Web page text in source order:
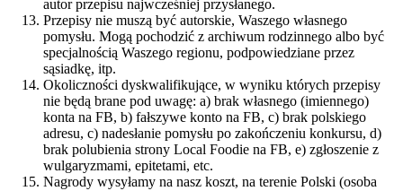
autor przepisu najwcześniej przysłanego.
Przepisy nie muszą być autorskie, Waszego własnego
pomysłu. Mogą pochodzić z archiwum rodzinnego albo być
specjalnością Waszego regionu, podpowiedziane przez
sąsiadkę, itp.
Okoliczności dyskwalifikujące, w wyniku których przepisy
nie będą brane pod uwagę: a) brak własnego (imiennego)
konta na FB, b) fałszywe konto na FB, c) brak polskiego
adresu, c) nadesłanie pomysłu po zakończeniu konkursu, d)
brak polubienia strony Local Foodie na FB, e) zgłoszenie z
wulgaryzmami, epitetami, etc.
Nagrody wysyłamy na nasz koszt, na terenie Polski (osoba